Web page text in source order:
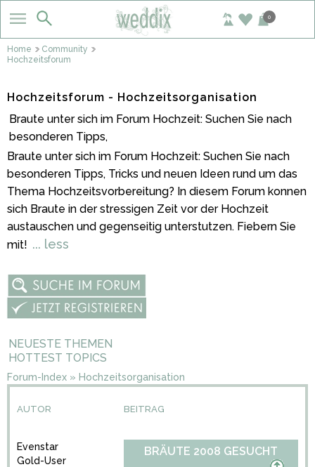
0
Home
Community
Hochzeitsforum
Hochzeitsforum - Hochzeitsorganisation
Braute unter sich im Forum Hochzeit: Suchen Sie nach
besonderen Tipps,
Braute unter sich im Forum Hochzeit: Suchen Sie nach
besonderen Tipps, Tricks und neuen Ideen rund um das
Thema Hochzeitsvorbereitung? In diesem Forum konnen
sich Braute in der stressigen Zeit vor der Hochzeit
austauschen und gegenseitig unterstutzen. Fiebern Sie
mit! ... less
NEUESTE THEMEN
HOTTEST TOPICS
Forum-Index » Hochzeitsorganisation
AUTOR BEITRAG
Evenstar
Gold-User
BRÄUTE 2008 GESUCHT